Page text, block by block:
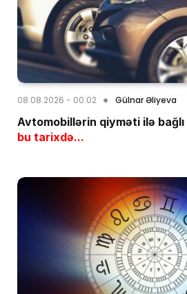
08.08.2026 - 00:02 Gülnar Əliyeva
Avtomobillərin qiyməti ilə bağlı
bu tarixdə...